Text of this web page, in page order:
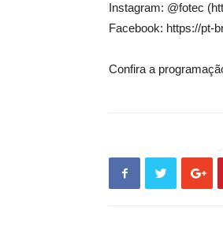
Instagram: @fotec
Facebook: https://pt-
Confira a